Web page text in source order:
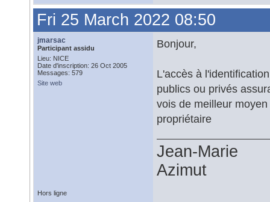
Fri 25 March 2022 08:50
jmarsac
Participant assidu
Lieu: NICE
Date d'inscription: 26 Oct 2005
Messages: 579
Site web
Bonjour,
L'accès à
publics ou privés
vois de meilleur
propriétaire
Jean-Marie
Azimut
Hors ligne